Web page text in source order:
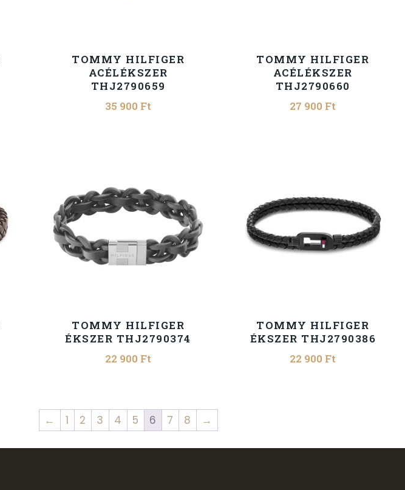
TOMMY HILFIGER
ACÉLÉKSZER
THJ2790659
35 900 Ft
TOMMY HILFIGER
ACÉLÉKSZER
THJ2790660
27 900 Ft
TOMMY HILFIGER
ÉKSZER THJ2790374
22 900 Ft
TOMMY HILFIGER
ÉKSZER THJ2790386
22 900 Ft
← 1 2 3 4 5 6 7 8 →